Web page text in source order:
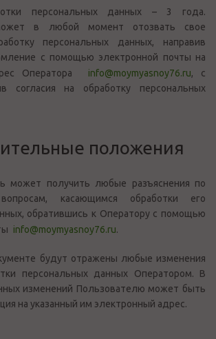
персональных данных – 3 года.
в любой момент отозвать свое
персональных данных, направив
с помощью электронной почты на
Оператора
info@moymyasnoy76.ru, с
согласия на обработку персональных
положения
может получить любые разъяснения по
касающимся обработки его
обратившись к Оператору с помощью
info@moymyasnoy76.ru.
будут отражены любые изменения
персональных данных Оператором. В
изменений Пользователю может быть
на указанный им электронный адрес.